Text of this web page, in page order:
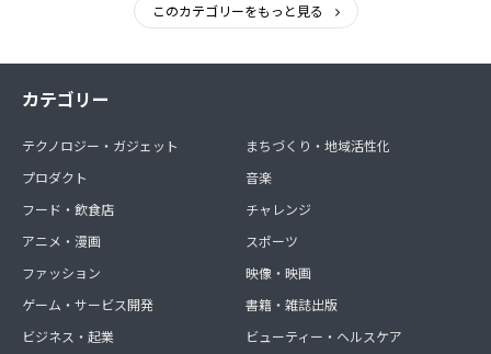
このカテゴリーをもっと見る
カテゴリー
テクノロジー・ガジェット
プロダクト
フード・飲食店
アニメ・漫画
ファッション
ゲーム・サービス開発
ビジネス・起業
まちづくり・地域活性化
音楽
チャレンジ
スポーツ
映像・映画
書籍・雑誌出版
ビューティー・ヘルスケア